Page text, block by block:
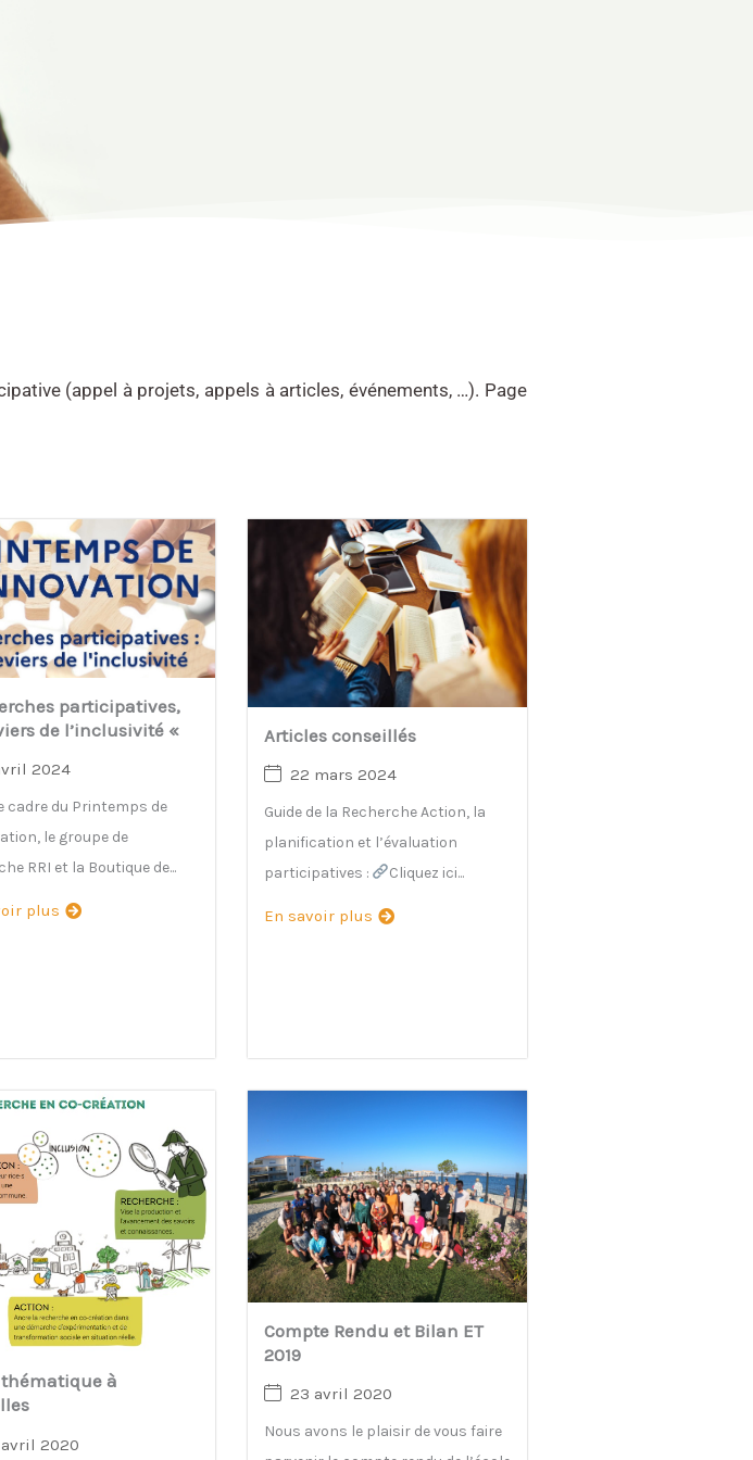
(appel à projets, appels à articles, événements, …). Page
participatives,
de l’inclusivité «
2024
cadre du Printemps de
le groupe de
RRI et la Boutique de...
plus
Articles conseillés
22 mars 2024
Guide de la Recherche Action, la
planification et l’évaluation
participatives :
Cliquez ici...
En savoir plus
thématique à
2020
Compte Rendu et Bilan ET
2019
23 avril 2020
Nous avons le plaisir de vous faire